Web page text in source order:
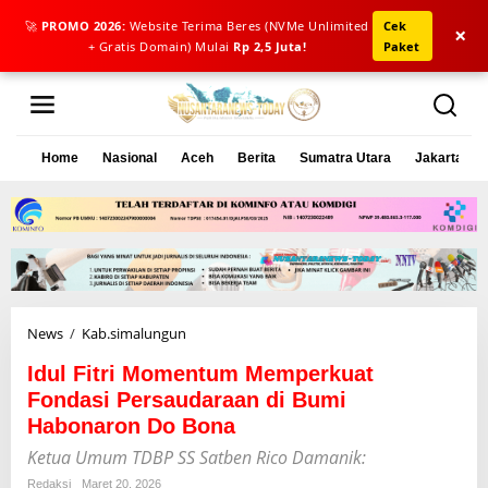
🚀 PROMO 2026: Website Terima Beres (NVMe Unlimited
+ Gratis Domain) Mulai Rp 2,5 Juta!
Cek
Paket
×
L
Home Nasional Aceh Berita Sumatra Utara Jakarta
News / Kab.simalungun
u
l
F
i
t
Idul Fitri Momentum Memperkuat
Fondasi Persaudaraan di Bumi
Habonaron Do Bona
Ketua Umum TDBP SS Satben Rico Damanik:
Redaksi
Maret 20, 2026